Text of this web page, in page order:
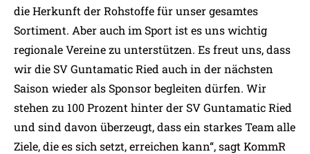
die Herkunft der Rohstoffe für unser gesamtes
Sortiment. Aber auch im Sport ist es uns wichtig
regionale Vereine zu unterstützen. Es freut uns, dass
wir die SV Guntamatic Ried auch in der nächsten
Saison wieder als Sponsor begleiten dürfen. Wir
stehen zu 100 Prozent hinter der SV Guntamatic Ried
und sind davon überzeugt, dass ein starkes Team alle
Ziele, die es sich setzt, erreichen kann“, sagt KommR